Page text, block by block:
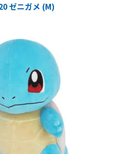
ゼニガメ (M)